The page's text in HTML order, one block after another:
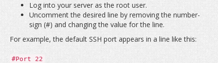
Log into your server as the root user.
Uncomment the desired line by removing the number-
sign (#) and changing the value for the line.
For example, the default SSH port appears in a line like this:
#Port 22